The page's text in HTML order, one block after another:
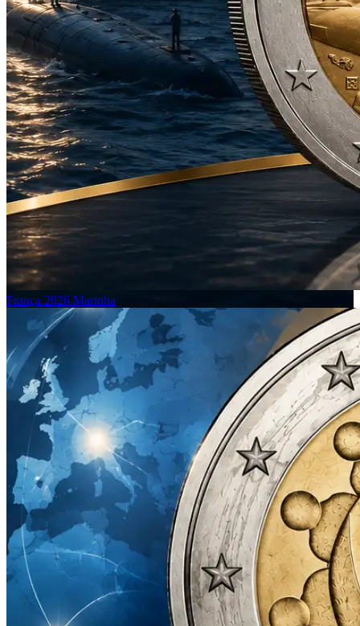
França 2026 Marinha